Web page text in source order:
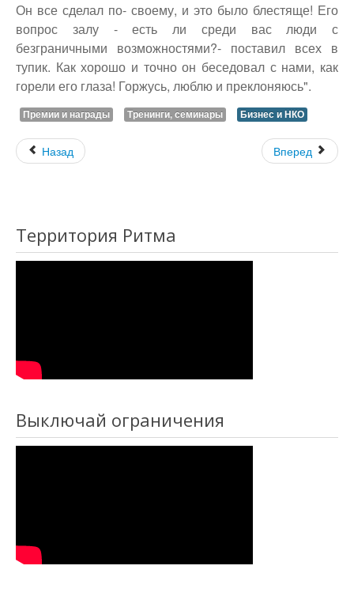
Он все сделал по- своему, и это было блестяще! Его
вопрос залу - есть ли среди вас люди с
безграничными возможностями?- поставил всех в
тупик. Как хорошо и точно он беседовал с нами, как
горели его глаза! Горжусь, люблю и преклоняюсь".
Премии и награды Тренинги, семинары Бизнес и НКО
Назад Вперед
Территория Ритма
Выключай ограничения